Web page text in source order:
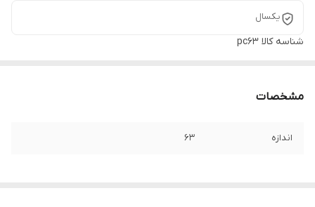
یکسال
شناسه کالا pc63
مشخصات
اندازه 63